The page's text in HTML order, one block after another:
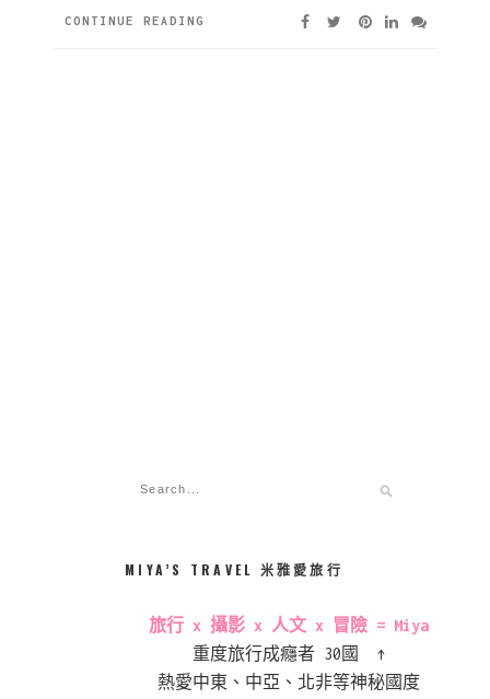
CONTINUE READING
MIYA’S TRAVEL 米雅愛旅行
旅行 x 攝影 x 人文 x 冒險 = Miya
重度旅行成癮者 30國 ↑
熱愛中東、中亞、北非等神秘國度